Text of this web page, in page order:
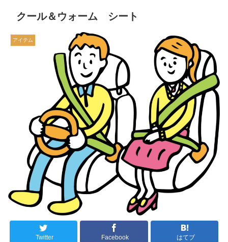
クール＆ウォーム シート
アイテム
Twitter Facebook はてブ